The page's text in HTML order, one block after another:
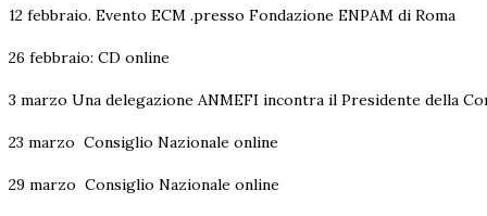
12 febbraio. Evento ECM .presso Fondazione ENPAM di Roma
26 febbraio: CD online
3 marzo Una delegazione ANMEFI incontra il Presidente della
23 marzo Consiglio Nazionale online
29 marzo Consiglio Nazionale online